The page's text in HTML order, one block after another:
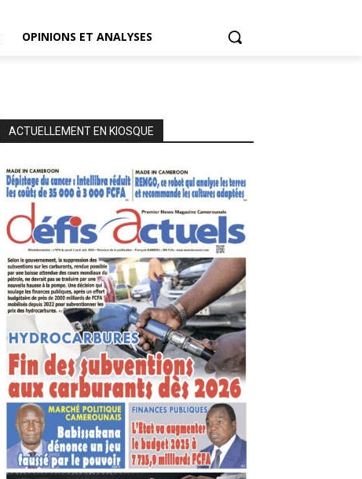
OPINIONS ET ANALYSES
ACTUELLEMENT EN KIOSQUE